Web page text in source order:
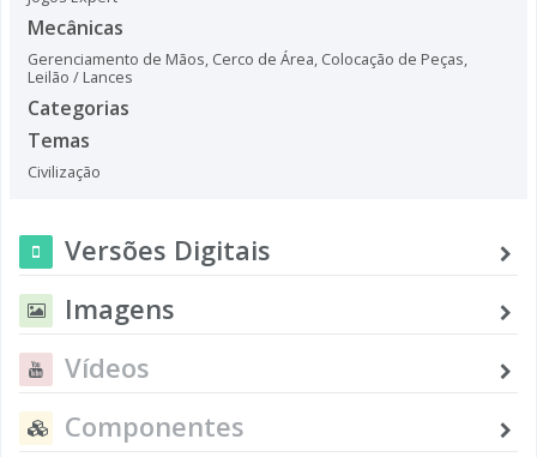
Mecânicas
Gerenciamento de Mãos, Cerco de Área, Colocação de Peças,
Leilão / Lances
Categorias
Temas
Civilização
Versões Digitais
Imagens
Vídeos
Componentes